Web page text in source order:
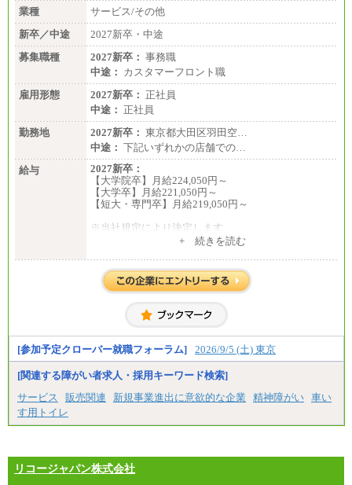
業種
サービス/その他
新卒／中途
2027新卒・中途
募集職種
2027新卒： 事務職
中途：
カスタマーフロント職
雇用形態
2027新卒： 正社員
中途： 正社員
勤務地
2027新卒： 東京都大田区羽田空…
中途： 下記いずれかの店舗での…
給与
2027新卒：
【大学院卒】月給224,050円～
【大学卒】月給221,050円～
【短大・専門卒】月給219,050円～
※当社規定により決定します。
※試用期間中も給与に変更はございません。
0円）が含まれます。
月給216,050円～
※年齢・経験等を考慮し決定します
※試用期間中も給与に変更はございません。
※昇給昇格年1回
+ 続きを読む
[参加予定クローバー就職フォーラム] 2026/9/5 (土) 東京
[関連する障がい者求人・採用キーワード検索]
サービス
販売関連 新規事業進出に意欲的な企業 精神障がい 車い
す用トイレ
リコージャパン株式会社